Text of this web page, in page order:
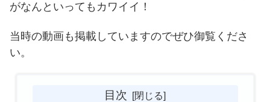
がなんといってもカワイイ！
当時の動画も掲載していますのでぜひ御覧くださ
い。
目次